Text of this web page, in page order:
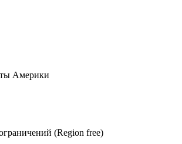
Америки
(Region free)